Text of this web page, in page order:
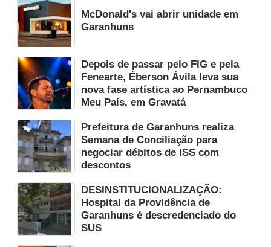
McDonald's vai abrir unidade em
Garanhuns
Depois de passar pelo FIG e pela
Fenearte, Éberson Ávila leva sua
nova fase artística ao Pernambuco
Meu País, em Gravatá
Prefeitura de Garanhuns realiza
Semana de Conciliação para
negociar débitos de ISS com
descontos
DESINSTITUCIONALIZAÇÃO:
Hospital da Providência de
Garanhuns é descredenciado do
SUS